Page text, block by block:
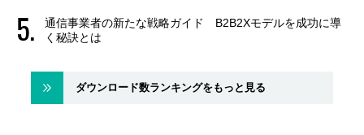
通信事業者の新たな戦略ガイド B2B2Xモデルを成功に導
く秘訣とは
ダウンロード数ランキングをもっと見る